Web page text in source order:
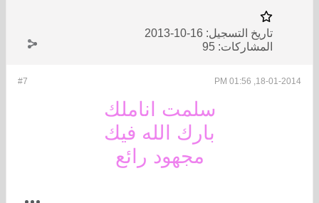
تاريخ التسجيل: 16-10-2013
المشاركات: 95
#7 18-01-2014, 01:56 PM
سلمت اناملك
بارك الله فيك
مجهود رائع